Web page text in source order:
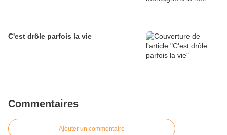
C'est drôle parfois la vie
Commentaires
Ajouter un commentaire